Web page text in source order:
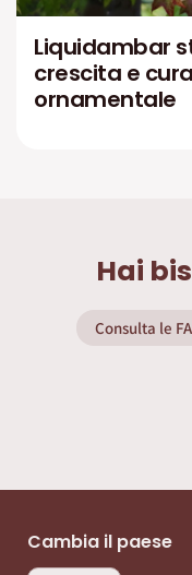
Liquidambar
crescita e
ornamentale
Hai
Consulta le
Cambia il paese